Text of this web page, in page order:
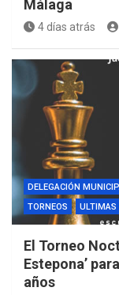
Málaga
4 días atrás
DELEGACIÓN
TORNEOS
ULTIMAS
El Torneo
Estepona’
años